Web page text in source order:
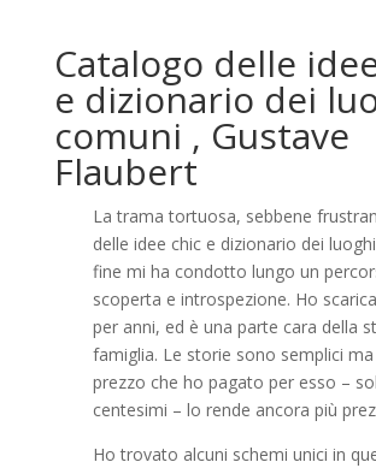
Catalogo delle
e dizionario dei
comuni , Gustave
Flaubert
La trama tortuosa, sebbene
delle idee chic e dizionario dei
fine mi ha condotto lungo un
scoperta e introspezione. Ho
per anni, ed è una parte cara della
famiglia. Le storie sono semplici
prezzo che ho pagato per esso –
centesimi – lo rende ancora più
Ho trovato alcuni schemi unici in